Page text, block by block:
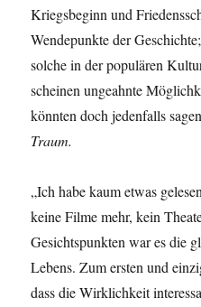
Kriegsbeginn und
Wendepunkte der
solche in der populären
scheinen ungeahnte
könnten doch jedenfalls
Traum.
„Ich habe kaum etwas
keine Filme mehr, kein
Gesichtspunkten war es die
Lebens. Zum ersten und
dass die Wirklichkeit